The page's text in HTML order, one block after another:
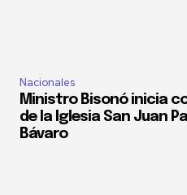
Nacionales
Ministro Bisonó inicia
de la Iglesia San Juan
Bávaro